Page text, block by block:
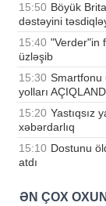
15:50 Böyük
dəstəyini
15:40 "Verder"in
üzləşib
15:30 Smartfonu
yolları
15:20 Yastıqsız
xəbərdarlıq
15:10 Dostunu
atdı
ƏN ÇOX